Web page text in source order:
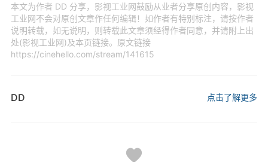
本文为作者 DD 分享，影视工业网鼓励从业者分享原创内容，影视
工业网不会对原创文章作任何编辑！如作者有特别标注，请按作者
说明转载，如无说明，则转载此文章须经得作者同意，并请附上出
处(影视工业网)及本页链接。原文链接
https://cinehello.com/stream/141615
DD 点击了解更多